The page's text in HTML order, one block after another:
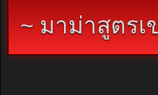
~ มาม่าสูตรเ